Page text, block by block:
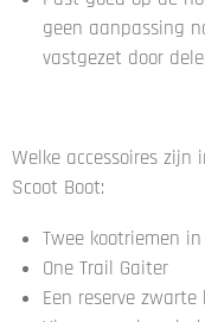
geen aanpassing
vastgezet door
Welke accessoires
Scoot Boot:
Twee kootriemen
One Trail Gaiter
Een reserve